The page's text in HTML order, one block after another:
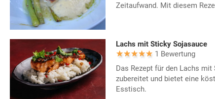
Zeitaufwand. Mit diesem
Lachs mit Sticky Sojasauce
1 Bewertung
Das Rezept für den Lachs
zubereitet und bietet eine
Esstisch.